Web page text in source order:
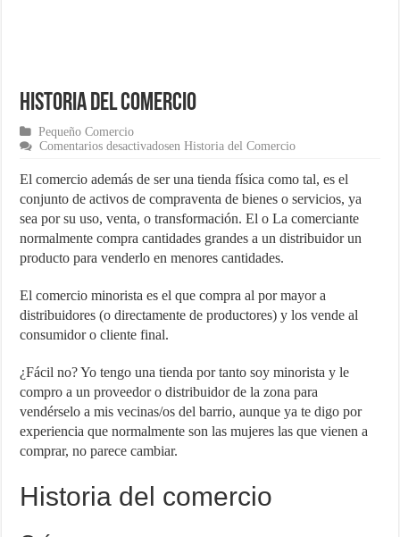
Historia del Comercio
Pequeño Comercio
Comentarios desactivadosen Historia del Comercio
El comercio además de ser una tienda física como tal, es el
conjunto de activos de compraventa de bienes o servicios, ya
sea por su uso, venta, o transformación. El o La comerciante
normalmente compra cantidades grandes a un distribuidor un
producto para venderlo en menores cantidades.
El comercio minorista es el que compra al por mayor a
distribuidores (o directamente de productores) y los vende al
consumidor o cliente final.
¿Fácil no? Yo tengo una tienda por tanto soy minorista y le
compro a un proveedor o distribuidor de la zona para
vendérselo a mis vecinas/os del barrio, aunque ya te digo por
experiencia que normalmente son las mujeres las que vienen a
comprar, no parece cambiar.
Historia del comercio